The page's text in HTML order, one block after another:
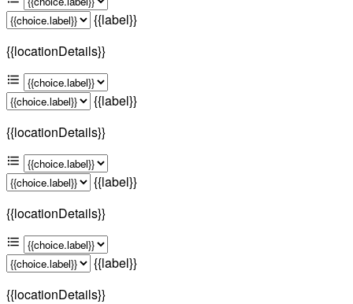
{{label}}
{{locationDetails}}
{{label}}
{{locationDetails}}
{{label}}
{{locationDetails}}
{{label}}
{{locationDetails}}